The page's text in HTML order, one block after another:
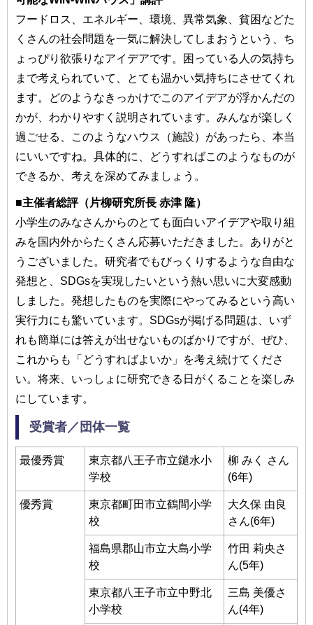
フードロス、エネルギー、環境、異常気象、貧困などた
くさんの社会問題を⼀気に解決してしまおうという、ち
ょっぴり欲張りなアイデアです。困っている⼈の気持ち
まで考えられていて、とても温かい気持ちにさせてくれ
ます。どのようなきっかけでこのアイデアが浮かんだの
かが、わかりやすく説明されています。みんなが楽しく
過ごせる、このようなハウス（施設）があったら、本当
にいいですね。具体的に、どうすればこのようなものが
できるか、考えを深めてみましょう。
■主催者総評（⽚柳研究所⻑ ⾚津 隆）
⼩学⽣のみなさんからのとても⾯⽩いアイデアや取り組
みを国内外からたくさん応募いただきました。ありがと
うございました。研究者でもびっくりするような⾃由な
発想と、SDGsを実現したいという熱い思いに⼤変感動
しました。発想したものを実際にやってみるという⾼い
実⾏⼒にも驚いています。SDGsが掲げる問題は、いず
れも簡単には答えが出せないものばかりですが、ぜひ、
これからも「どうすればよいか」を考え続けてくださ
い。将来、いっしょに研究できる⽇がくることを楽しみ
にしています。
受賞者／団体⼀覧
最優秀賞
東京都⼋王⼦市⽴鑓⽔⼩
学校
柳 みく さん
(6年)
優秀賞
東京都町⽥市⽴鶴間⼩学
校
⼤久保 由良
さん(6年)
福島県郡⼭市⽴⼤島⼩学
校
⽵⽥ 莉央さ
ん(5年)
東京都⼋王⼦市⽴中野北
⼩学校
三島 美優さ
ん(4年)